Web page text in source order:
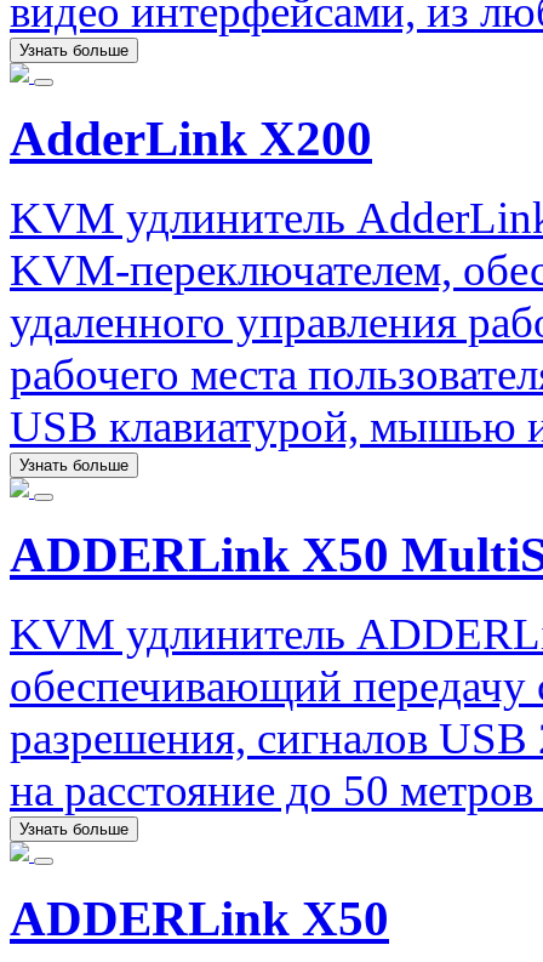
видео интерфейсами, из
Узнать больше
AdderLink X200
KVM удлинитель
KVM-переключателем,
удаленного управления
рабочего места
USB клавиатурой, мышью
Узнать больше
ADDERLink X50
KVM удлинитель
обеспечивающий передачу
разрешения, сигналов
на расстояние до 50
Узнать больше
ADDERLink X50